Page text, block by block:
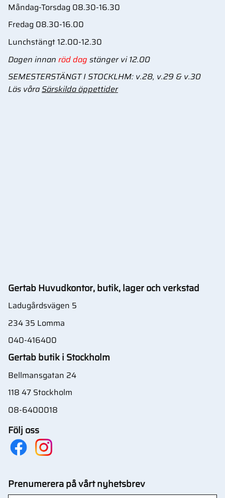
Måndag-Torsdag 08.30-16.30
Fredag 08.30-16.00
Lunchstängt 12.00-12.30
Dagen innan röd dag stänger vi 12.00
SEMESTERSTÄNGT I STOCKLHM: v.28, v.29 & v.30
Läs våraSärskilda öppettider
Gertab Huvudkontor, butik, lager och verkstad
Ladugårdsvägen 5
234 35 Lomma
040-416400
Gertab butik i Stockholm
Bellmansgatan 24
118 47 Stockholm
08-6400018
Följ oss
Prenumerera på vårt nyhetsbrev